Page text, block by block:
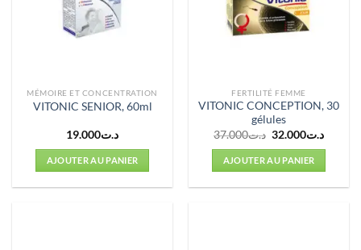
MÉMOIRE ET CONCENTRATION
VITONIC SENIOR, 60ml
د.ت19.000
AJOUTER AU PANIER
FERTILITÉ FEMME
VITONIC CONCEPTION, 30
gélules
د.ت37.000
Le
initial
était :
د.ت37.000.
د.ت32.000
Le
AJOUTER AU PANIER